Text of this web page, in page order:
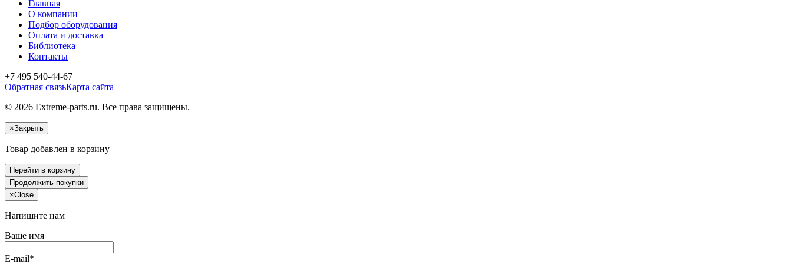
Главная
О компании
Подбор оборудования
Оплата и доставка
Библиотека
Контакты
+7 495 540-44-67
Обратная связьКарта сайта
© 2026 Extreme-parts.ru. Все права защищены.
×Закрыть
Товар добавлен в корзину
Перейти в корзину
Продолжить покупки
×Close
Напишите нам
Ваше имя
E-mail*